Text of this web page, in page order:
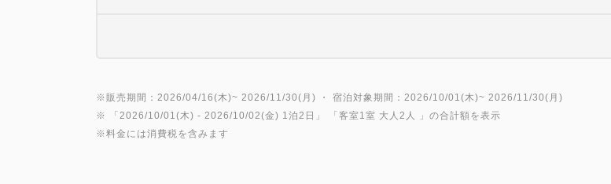
※販売期間：2026/04/16(木)~ 2026/11/30(月) ・ 宿泊対象期間：2026/10/01(木)~ 2026/11/30(月)
※ 「 2026/10/01(木) - 2026/10/02(金) 1泊2日 」 「 客室1室 大人2人
」の合計額を表示
※料金には消費税を含みます